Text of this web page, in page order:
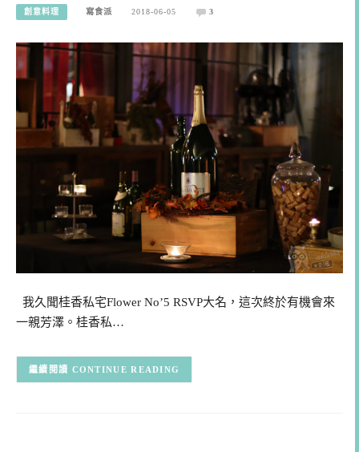
創意料理 寫食派 2018-06-05 3
我久聞桂香私宅Flower No’5 RSVP大名，這次終於有機會來
一親芳澤。桂香私…
CONTINUE READING